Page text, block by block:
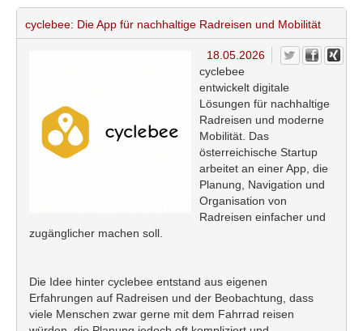
cyclebee: Die App für nachhaltige Radreisen und Mobilität
18.05.2026
cyclebee
entwickelt digitale
Lösungen für nachhaltige
Radreisen und moderne
Mobilität. Das
österreichische Startup
arbeitet an einer App, die
Planung, Navigation und
Organisation von
Radreisen einfacher und
zugänglicher machen soll.
Die Idee hinter cyclebee entstand aus eigenen
Erfahrungen auf Radreisen und der Beobachtung, dass
viele Menschen zwar gerne mit dem Fahrrad reisen